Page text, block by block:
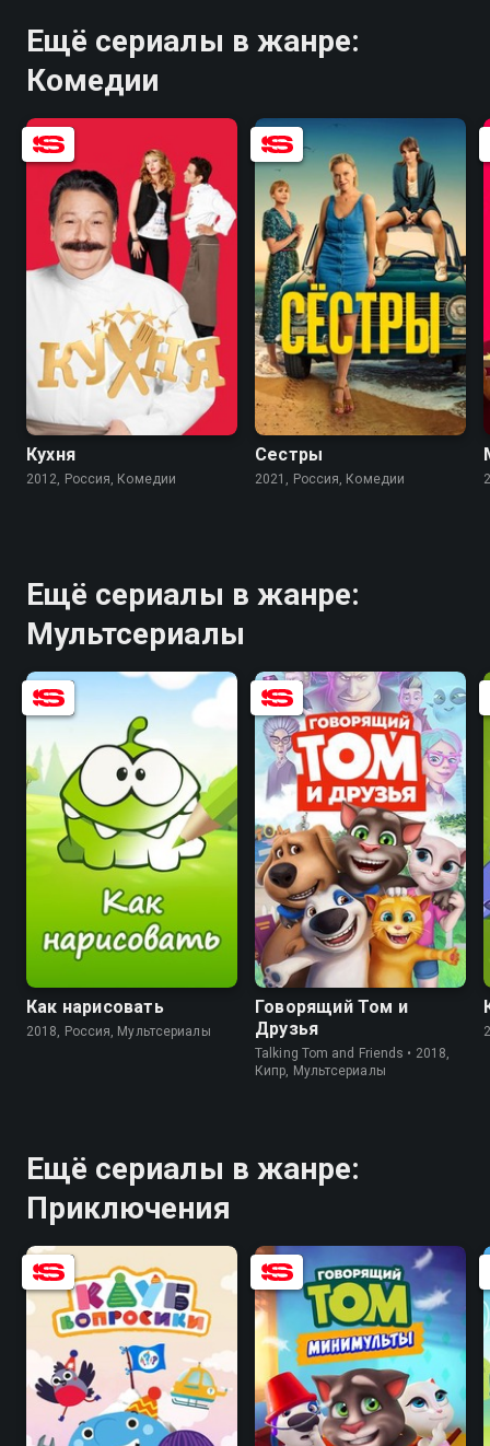
Ещё сериалы в жанре:
Комедии
8.4
Кухня
2012, Россия, Комедии
8.0 6.7
Сестры
2021, Россия, Комедии
Ещё сериалы в жанре:
Мультсериалы
8.1
Как нарисовать
2018, Россия, Мультсериалы
9.0 6.2
Говорящий Том и
Друзья
Talking Tom and Friends • 2018,
Кипр, Мультсериалы
Ещё сериалы в жанре:
Приключения